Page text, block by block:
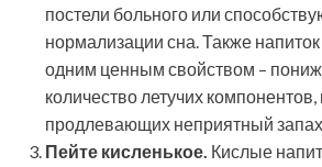
постели больного или
нормализации сна. Также
одним ценным свойством –
количество летучих
продлевающих неприятный
Пейте кисленькое. Кислые